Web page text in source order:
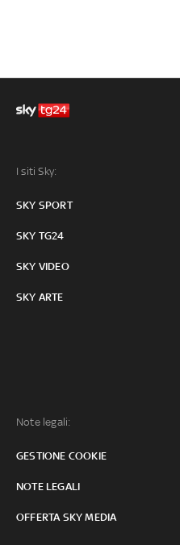
I siti Sky:
SKY SPORT
SKY TG24
SKY VIDEO
SKY ARTE
Note legali:
GESTIONE COOKIE
NOTE LEGALI
OFFERTA SKY MEDIA